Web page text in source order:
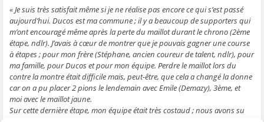
)
e
) t
r
e
)
« Je suis très satisfait même si je ne réalise pas encore ce qui s’est passé
aujourd’hui. Ducos est ma commune ; il y a beaucoup de supporters qui
m’ont encouragé même après la perte du maillot durant le chrono (2ème
étape, ndlr). J’avais à cœur de montrer que je pouvais gagner une course
à étapes ; pour mon frère (Stéphane, ancien coureur de talent, ndlr), pour
ma famille, pour Ducos et pour mon équipe. Perdre le maillot lors du
contre la montre était difficile mais, peut-être, que cela a changé la donne
car on a pu placer 2 pions le lendemain avec Emile (Demazy), 3ème, et
moi avec le maillot jaune.
Sur cette dernière étape, mon équipe était très costaud ; nous avons su